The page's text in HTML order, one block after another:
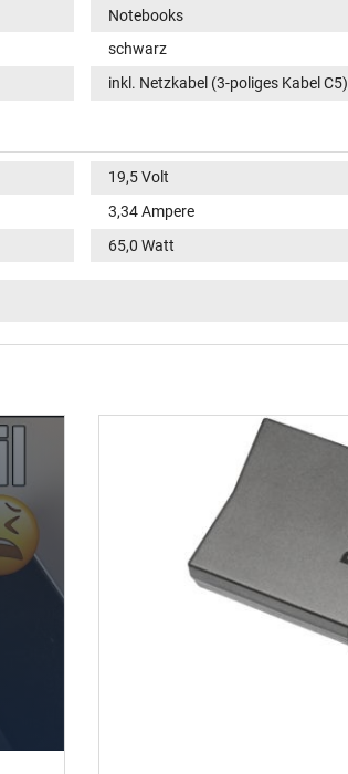
Notebooks
schwarz
inkl. Netzkabel (3-poliges Kabel C5)
19,5 Volt
3,34 Ampere
65,0 Watt
Funktions-LED im Stecker
4,5 mm / 2,9 mm